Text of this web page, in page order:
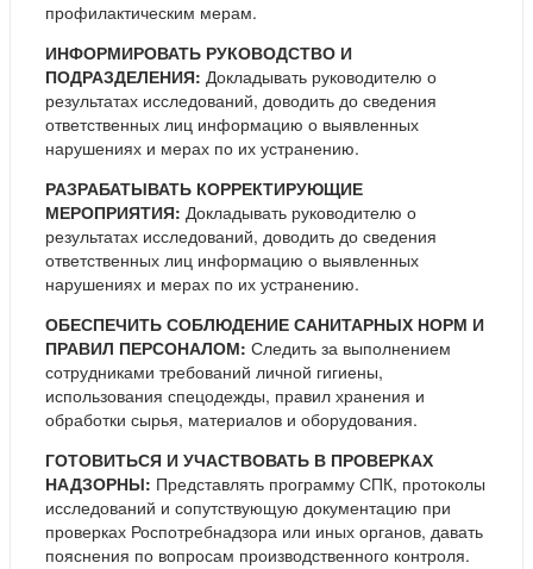
профилактическим мерам.
ИНФОРМИРОВАТЬ РУКОВОДСТВО И
ПОДРАЗДЕЛЕНИЯ: Докладывать руководителю о
результатах исследований, доводить до сведения
ответственных лиц информацию о выявленных
нарушениях и мерах по их устранению.
РАЗРАБАТЫВАТЬ КОРРЕКТИРУЮЩИЕ
МЕРОПРИЯТИЯ: Докладывать руководителю о
результатах исследований, доводить до сведения
ответственных лиц информацию о выявленных
нарушениях и мерах по их устранению.
ОБЕСПЕЧИТЬ СОБЛЮДЕНИЕ САНИТАРНЫХ НОРМ И
ПРАВИЛ ПЕРСОНАЛОМ: Следить за выполнением
сотрудниками требований личной гигиены,
использования спецодежды, правил хранения и
обработки сырья, материалов и оборудования.
ГОТОВИТЬСЯ И УЧАСТВОВАТЬ В ПРОВЕРКАХ
НАДЗОРНЫ: Представлять программу СПК, протоколы
исследований и сопутствующую документацию при
проверках Роспотребнадзора или иных органов, давать
пояснения по вопросам производственного контроля.